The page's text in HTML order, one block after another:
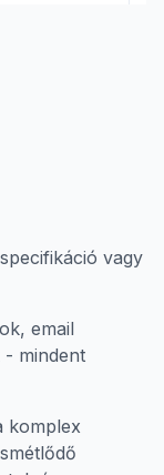
vagy
email
- mindent
komplex